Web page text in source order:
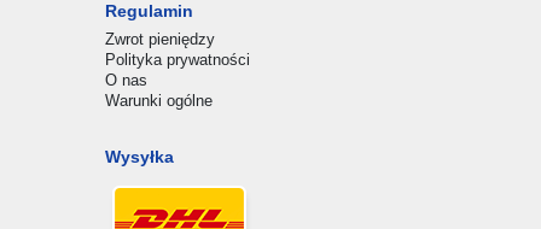
Regulamin
Zwrot pieniędzy
Polityka prywatności
O nas
Warunki ogólne
Wysyłka